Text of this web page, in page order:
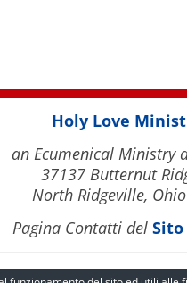
Holy Love
an Ecumenical Ministry
37137 Butternut
North Ridgeville,
Pagina Contatti del